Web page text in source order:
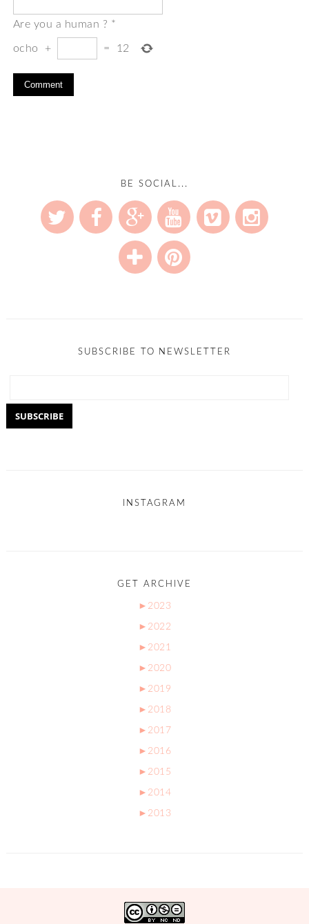
Are you a human ? *
ocho + = 12
BE SOCIAL...
SUBSCRIBE TO NEWSLETTER
INSTAGRAM
GET ARCHIVE
► 2023
► 2022
► 2021
► 2020
► 2019
► 2018
► 2017
► 2016
► 2015
► 2014
► 2013